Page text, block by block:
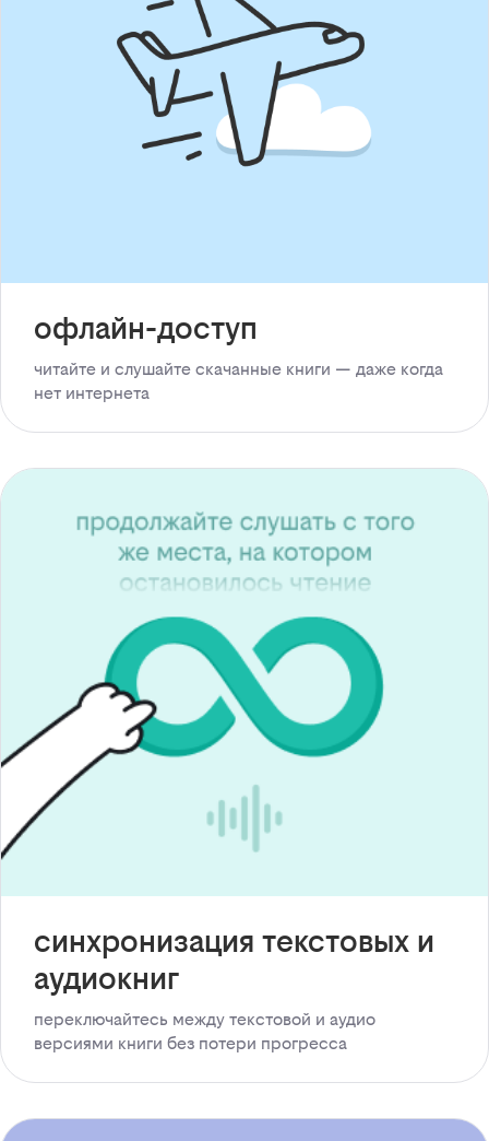
офлайн-доступ
читайте и слушайте скачанные книги — даже когда
нет интернета
синхронизация текстовых и
аудиокниг
переключайтесь между текстовой и аудио
версиями книги без потери прогресса